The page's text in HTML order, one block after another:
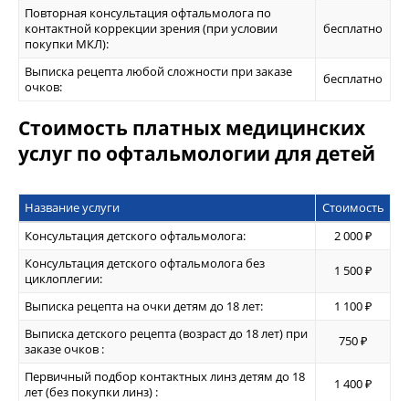
Повторная консультация офтальмолога по
контактной коррекции зрения (при условии
покупки МКЛ):
бесплатно
Выписка рецепта любой сложности при заказе
очков:
бесплатно
Стоимость платных медицинских
услуг по офтальмологии для детей
Название услуги
Стоимость
Консультация детского офтальмолога:
2 000 ₽
Консультация детского офтальмолога без
циклоплегии:
1 500 ₽
Выписка рецепта на очки детям до 18 лет:
1 100 ₽
Выписка детского рецепта (возраст до 18 лет) при
заказе очков :
750 ₽
Первичный подбор контактных линз детям до 18
лет (без покупки линз) :
1 400 ₽